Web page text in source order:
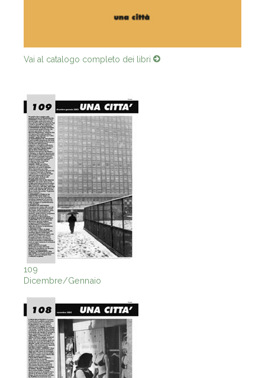
Vai al catalogo completo dei libri
109
Dicembre/Gennaio